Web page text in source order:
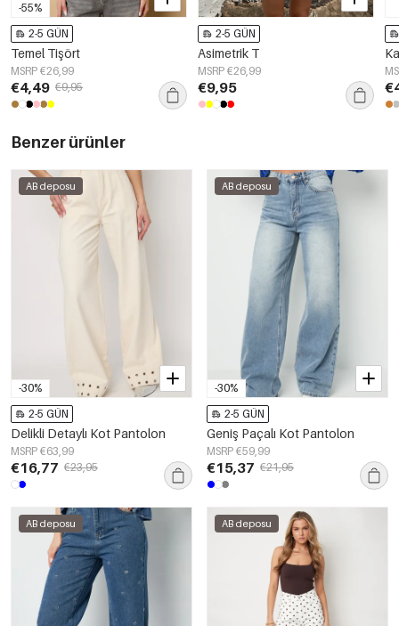
-55%
2-5 GÜN
Temel Tişört
MSRP €26,99
€4,49 €9,95
2-5 GÜN
Asimetrik T
MSRP €26,99
€9,95
Benzer ürünler
-30%
AB deposu
2-5 GÜN
Delikli Detaylı Kot Pantolon
MSRP €63,99
€16,77 €23,95
-30%
AB deposu
2-5 GÜN
Geniş Paçalı Kot Pantolon
MSRP €59,99
€15,37 €21,95
AB deposu AB deposu